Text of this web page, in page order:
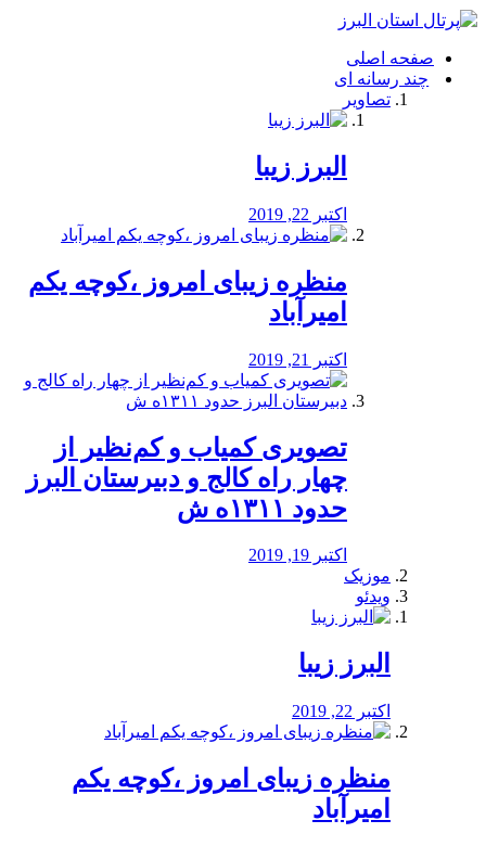
فصد
شرق
تهران
خشکشویی
صفحه اصلی
چند رسانه ای
تصاویر
البرز زیبا
اکتبر 22, 2019
منظره‌‌ زیبای امروز ،کوچه یکم
امیرآباد
اکتبر 21, 2019
️تصویری کمیاب و کم‌نظیر از
چهار راه كالج و دبيرستان البرز
حدود ۱۳۱۱ه ش
اکتبر 19, 2019
موزیک
ویدئو
البرز زیبا
اکتبر 22, 2019
منظره‌‌ زیبای امروز ،کوچه یکم
امیرآباد